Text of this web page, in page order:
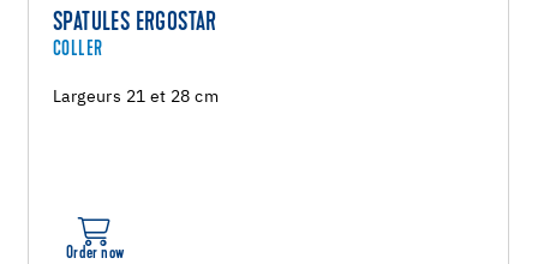
SPATULES ERGOSTAR
COLLER
Largeurs 21 et 28 cm
Order now